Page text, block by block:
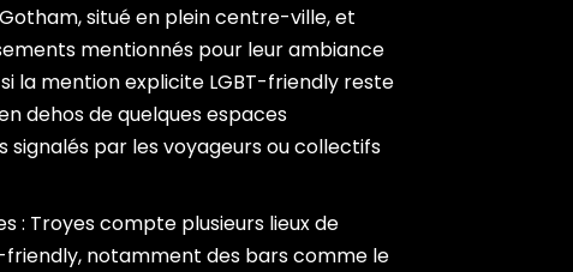
situé en plein centre-ville, et
mentionnés pour leur ambiance
la mention explicite LGBT-friendly reste
dehos de quelques espaces
signalés par les voyageurs ou collectifs
: Troyes compte plusieurs lieux de
friendly, notamment des bars comme le